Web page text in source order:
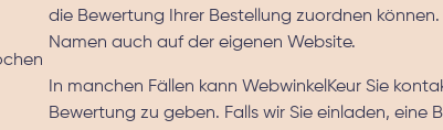
die Bewertung Ihrer Bestellung zuordnen
Namen auch auf der eigenen Website.
In manchen Fällen kann WebwinkelKeur Sie
Bewertung zu geben. Falls wir Sie einladen, eine